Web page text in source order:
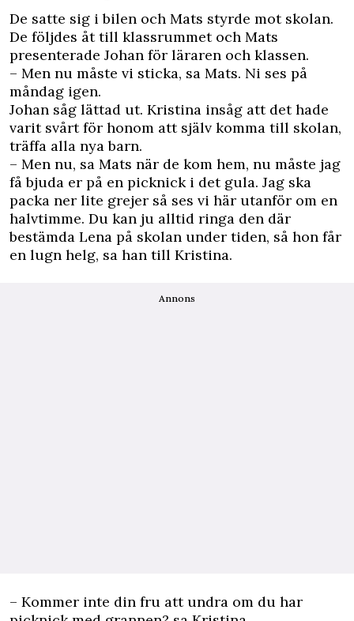
De satte sig i bilen och Mats styrde mot skolan.
De följdes åt till klassrummet och Mats
presenterade Johan för läraren och klassen.
– Men nu måste vi sticka, sa Mats. Ni ses på
måndag igen.
Johan såg lättad ut. Kristina insåg att det hade
varit svårt för honom att själv komma till skolan,
träffa alla nya barn.
– Men nu, sa Mats när de kom hem, nu måste jag
få bjuda er på en picknick i det gula. Jag ska
packa ner lite grejer så ses vi här utanför om en
halvtimme. Du kan ju alltid ringa den där
bestämda Lena på skolan under tiden, så hon får
en lugn helg, sa han till Kristina.
Annons
– Kommer inte din fru att undra om du har